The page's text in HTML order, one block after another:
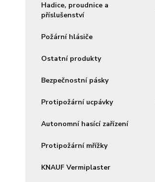
Hadice, proudnice a
příslušenství
Požární hlásiče
Ostatní produkty
Bezpečnostní pásky
Protipožární ucpávky
Autonomní hasící zařízení
Protipožární mřížky
KNAUF Vermiplaster